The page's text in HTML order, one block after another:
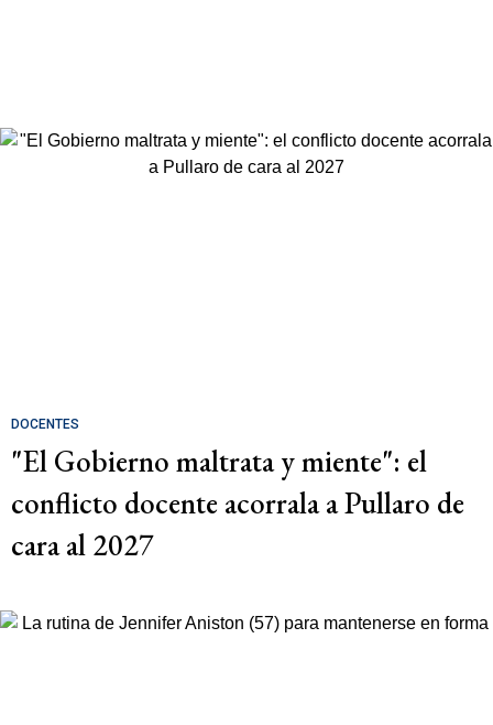
DOCENTES
"El Gobierno maltrata y miente": el
conflicto docente acorrala a Pullaro de
cara al 2027